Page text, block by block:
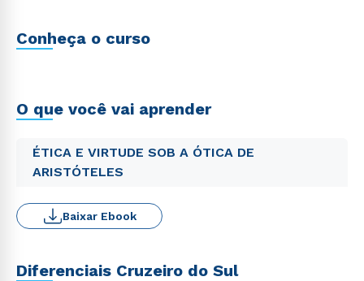
Conheça o curso
O que você vai aprender
ÉTICA E VIRTUDE SOB A ÓTICA DE
ARISTÓTELES
Baixar Ebook
Diferenciais Cruzeiro do Sul